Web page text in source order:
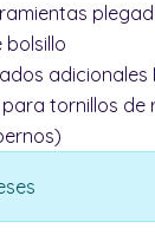
adicionales
tornillos de